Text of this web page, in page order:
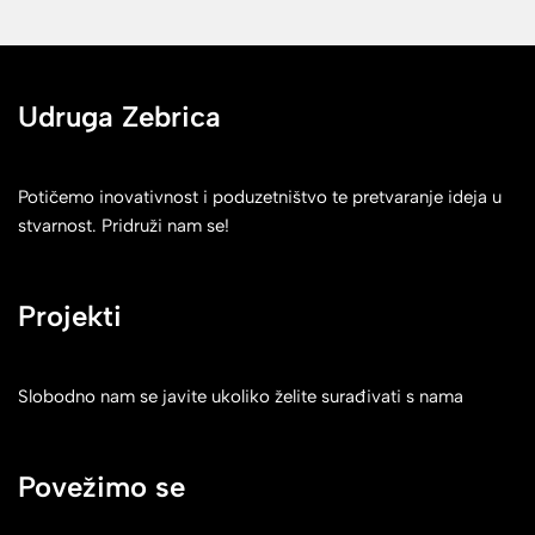
Udruga Zebrica
Potičemo inovativnost i poduzetništvo te pretvaranje ideja u
stvarnost. Pridruži nam se!
Projekti
Slobodno nam se javite ukoliko želite surađivati s nama
Povežimo se